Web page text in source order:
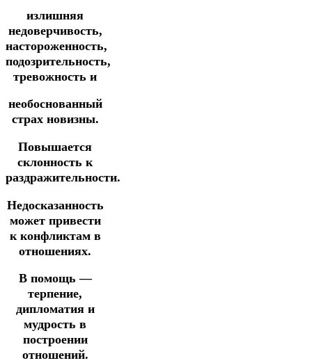
излишняя
недоверчивость,
настороженность,
подозрительность,
тревожность и
необоснованный
страх новизны.
Повышается
склонность к
раздражительности.
Недосказанность
может привести
к конфликтам в
отношениях.
В помощь —
терпение,
дипломатия и
мудрость в
построении
отношений.